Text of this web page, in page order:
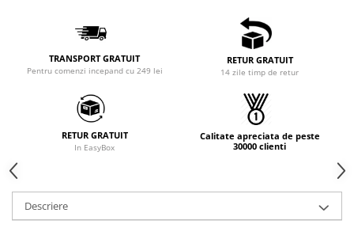
TRANSPORT GRATUIT
Pentru comenzi incepand cu 249 lei
RETUR GRATUIT
14 zile timp de retur
RETUR GRATUIT
In EasyBox
Calitate apreciata de peste
30000 clienti
Descriere